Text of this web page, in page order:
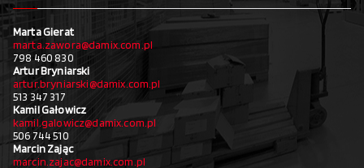
Marta Gierat
marta.zawora@damix.com.pl
798 460 830
Artur Bryniarski
artur.bryniarski@damix.com.pl
513 347 317
Kamil Gałowicz
kamil.galowicz@damix.com.pl
506 744 510
Marcin Zając
marcin.zajac@damix.com.pl